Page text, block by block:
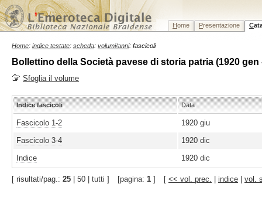
Home Presentazione C
Home: indice testate: scheda: volumi/anni: fascicoli
Bollettino della Società pavese di storia patria (1920 gen
Sfoglia il volume
Indice fascicoli Data
Fascicolo 1-2
1920 giu
Fascicolo 3-4
1920 dic
Indice
1920 dic
[ risultati/pag.: 25 | 50 | tutti ] [pagina: 1 ] [ << vol. prec. indice vol.